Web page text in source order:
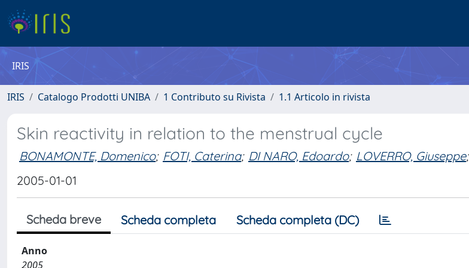
IRIS
IRIS Catalogo Prodotti UNIBA 1 Contributo su Rivista 1.1 Articolo in rivista
Skin reactivity in relation to the menstrual cycle
BONAMONTE, Domenico; FOTI, Caterina; DI NARO, Edoardo; LOVERRO, Giuseppe;
2005-01-01
Scheda breve Scheda completa Scheda completa (DC)
Anno
2005